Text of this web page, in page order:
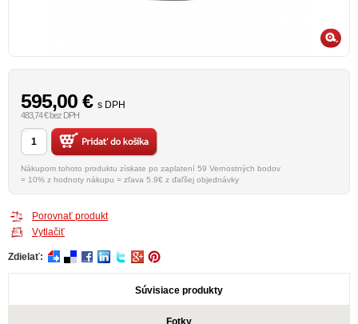
595,00 € s DPH
483,74 € bez DPH
Nákupom tohoto produktu získate po zaplatení 59 Vernostných bodov
= 10% z hodnoty nákupu = zľava 5.9€ z ďaľšej objednávky
Porovnať produkt
Vytlačiť
Zdielať:
Súvisiace produkty
Fotky